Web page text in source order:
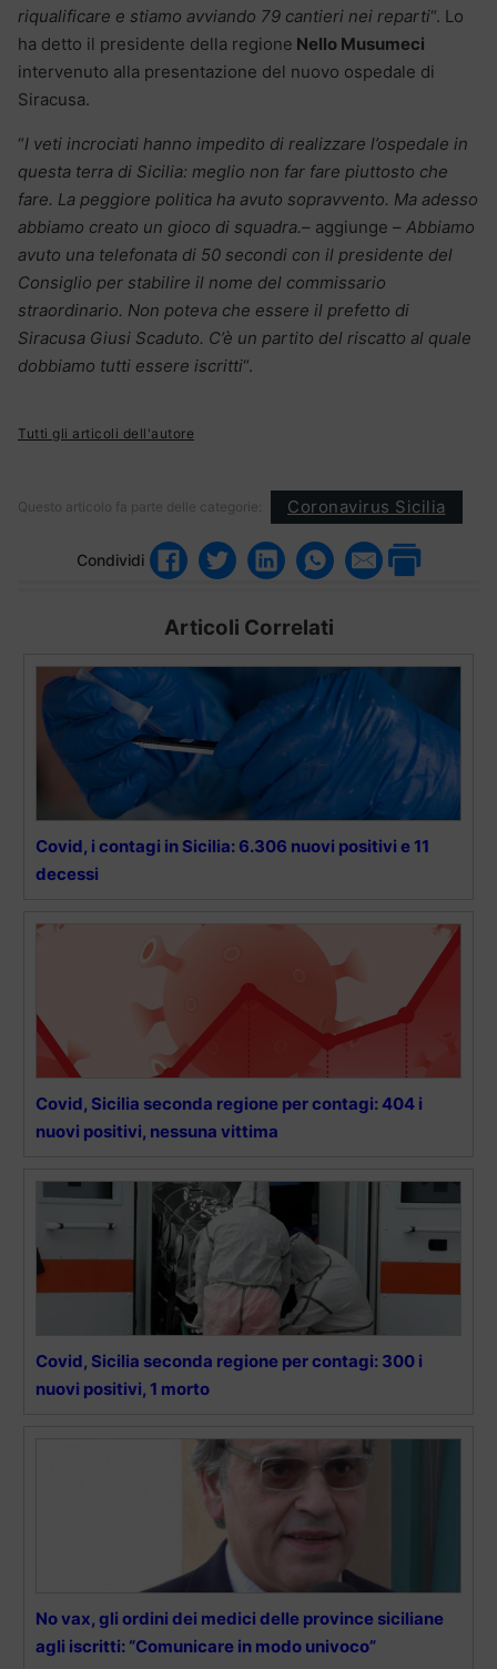
riqualificare e stiamo avviando 79 cantieri nei reparti“. Lo
ha detto il presidente della regione Nello Musumeci
intervenuto alla presentazione del nuovo ospedale di
Siracusa.
“I veti incrociati hanno impedito di realizzare l’ospedale in
questa terra di Sicilia: meglio non far fare piuttosto che
fare. La peggiore politica ha avuto sopravvento. Ma adesso
abbiamo creato un gioco di squadra.– aggiunge – Abbiamo
avuto una telefonata di 50 secondi con il presidente del
Consiglio per stabilire il nome del commissario
straordinario. Non poteva che essere il prefetto di
Siracusa Giusi Scaduto. C’è un partito del riscatto al quale
dobbiamo tutti essere iscritti“.
Tutti gli articoli dell'autore
Questo articolo fa parte delle categorie: Coronavirus Sicilia
Condividi
Articoli Correlati
Covid, i contagi in Sicilia: 6.306 nuovi positivi e 11
decessi
Covid, Sicilia seconda regione per contagi: 404 i
nuovi positivi, nessuna vittima
Covid, Sicilia seconda regione per contagi: 300 i
nuovi positivi, 1 morto
No vax, gli ordini dei medici delle province siciliane
agli iscritti: “Comunicare in modo univoco”